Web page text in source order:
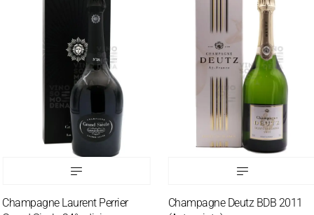
Laurent Perrier
Champagne Deutz BDB 2011